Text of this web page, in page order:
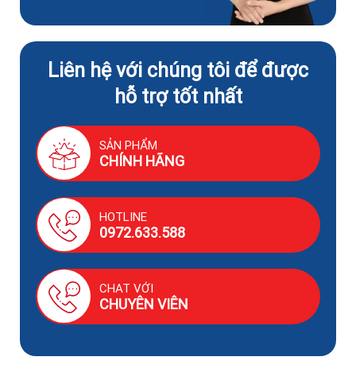
Liên hệ với chúng tôi để được
hỗ trợ tốt nhất
SẢN PHẨM
CHÍNH HÃNG
HOTLINE
0972.633.588
CHAT VỚI
CHUYÊN VIÊN